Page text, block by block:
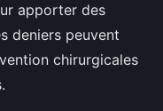
apporter des
deniers peuvent
chirurgicales